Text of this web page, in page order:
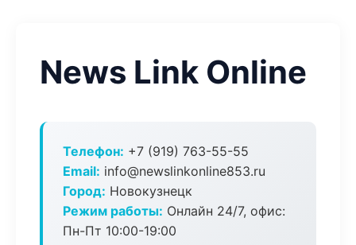
News Link Online
Телефон: +7 (919) 763-55-55
Email: info@newslinkonline853.ru
Город: Новокузнецк
Режим работы: Онлайн 24/7, офис:
Пн-Пт 10:00-19:00